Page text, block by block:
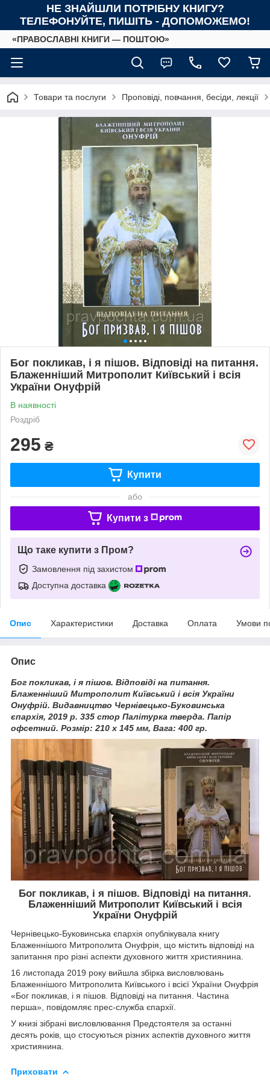
НЕ ЗНАЙШЛИ ПОТРІБНУ КНИГУ?
ТЕЛЕФОНУЙТЕ, ПИШІТЬ - ДОПОМОЖЕМО!
«ПРАВОСЛАВНІ КНИГИ — ПОШТОЮ»
Товари та послуги Проповіді, повчання, бесіди, лекції
Бог покликав, і я пішов. Відповіді на питання.
Блаженніший Митрополит Київський і всія
України Онуфрій
В наявності
Роздріб
295 ₴
Купити
або
Купити з
Що таке купити з Пром?
Замовлення під захистом
Доступна доставка
Опис Характеристики Доставка Оплата Умови
Опис
Бог покликав, і я пішов. Відповіді на питання.
Блаженніший Митрополит Київський і всія України
Онуфрій. Видавництво Чернівецько-Буковинська
єпархія, 2019 р. 335 стор Палітурка тверда. Папір
офсетний. Розмір: 210 х 145 мм, Вага: 400 гр.
Бог покликав, і я пішов. Відповіді на питання.
Блаженніший Митрополит Київський і всія
України Онуфрій
Чернівецько-Буковинська єпархія опублікувала книгу
Блаженнішого Митрополита Онуфрія, що містить відповіді на
запитання про різні аспекти духовного життя християнина.
16 листопада 2019 року вийшла збірка висловлювань
Блаженнішого Митрополита Київського і всієї України Онуфрія
«Бог покликав, і я пішов. Відповіді на питання. Частина
перша», повідомляє прес-служба єпархії.
У книзі зібрані висловлювання Предстоятеля за останні
десять років, що стосуються різних аспектів духовного життя
християнина.
Приховати